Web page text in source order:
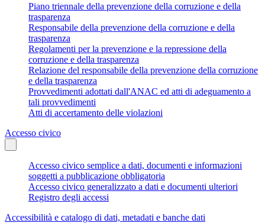
Piano triennale della prevenzione della corruzione e della
trasparenza
Responsabile della prevenzione della corruzione e della
trasparenza
Regolamenti per la prevenzione e la repressione della
corruzione e della trasparenza
Relazione del responsabile della prevenzione della corruzione
e della trasparenza
Provvedimenti adottati dall'ANAC ed atti di adeguamento a
tali provvedimenti
Atti di accertamento delle violazioni
Accesso civico
Accesso civico semplice a dati, documenti e informazioni
soggetti a pubblicazione obbligatoria
Accesso civico generalizzato a dati e documenti ulteriori
Registro degli accessi
Accessibilità e catalogo di dati, metadati e banche dati